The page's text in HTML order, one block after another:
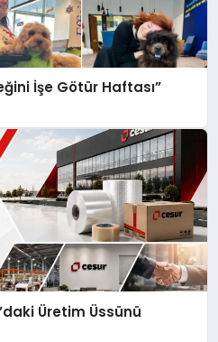
İşe Götür Haftası”
Üretim Üssünü